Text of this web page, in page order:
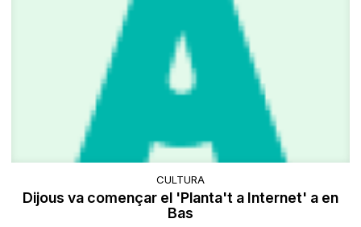
CULTURA
Dijous va començar el 'Planta't a Internet' a en
Bas